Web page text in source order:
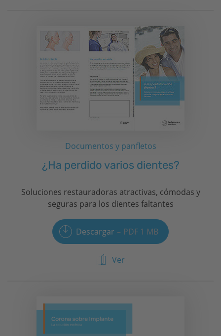
Documentos y panfletos
¿Ha perdido varios dientes?
Soluciones restauradoras atractivas, cómodas y
seguras para los dientes faltantes
Descargar PDF 1 MB
Ver